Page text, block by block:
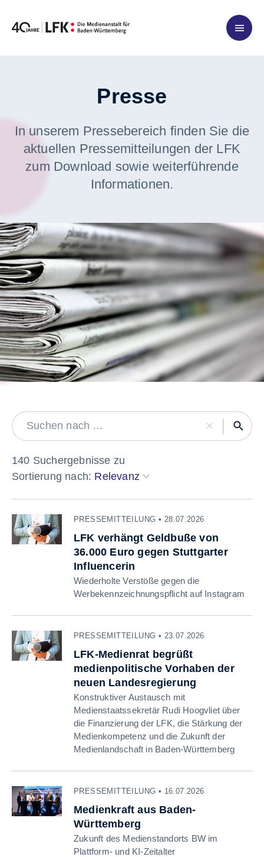
Zum Inhalt springen
Presse
In unserem Pressebereich finden Sie die
aktuellen Pressemitteilungen der LFK
zum Download sowie weiterführende
Informationen.
LABEL
140 Suchergebnisse zu
Sortierung nach: Relevanz
PRESSEMITTEILUNG • 28.07.2026
LFK verhängt Geldbuße von
36.000 Euro gegen Stuttgarter
Influencerin
Wiederholte Verstöße gegen die
Werbekennzeichnungspflicht auf Instagram
PRESSEMITTEILUNG • 23.07.2026
LFK-Medienrat begrüßt
medienpolitische Vorhaben der
neuen Landesregierung
Konstruktiver Austausch mit
Medienstaatssekretär Rudi Hoogvliet über
die Finanzierung der LFK, die Stärkung der
Medienkompetenz und die Zukunft der
Medienlandschaft in Baden-Württemberg
PRESSEMITTEILUNG • 16.07.2026
Medienkraft aus Baden-
Württemberg
Zukunft des Medienstandorts BW im
Plattform- und KI-Zeitalter